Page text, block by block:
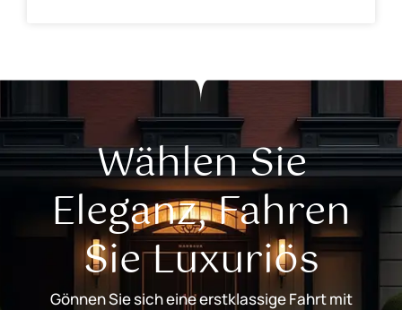
Wählen Sie
Eleganz, Fahren
Sie Luxuriös
Gönnen Sie sich eine erstklassige Fahrt mit